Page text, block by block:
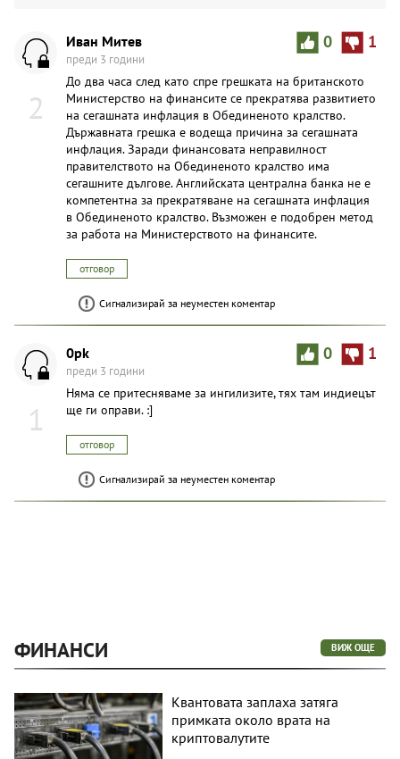
2
0 1
Иван Митев
преди 3 години
До два часа след като спре грешката на британското
Министерство на финансите се прекратява развитието
на сегашната инфлация в Обединеното кралство.
Държавната грешка е водеща причина за сегашната
инфлация. Заради финансовата неправилност
правителството на Обединеното кралство има
сегашните дългове. Английската централна банка не е
компетентна за прекратяване на сегашната инфлация
в Обединеното кралство. Възможен е подобрен метод
за работа на Министерството на финансите.
отговор
Сигнализирай за неуместен коментар
1
0 1
0pk
преди 3 години
Няма се притесняваме за ингилизите, тях там индиецът
ще ги оправи. :]
отговор
Сигнализирай за неуместен коментар
ФИНАНСИ ВИЖ ОЩЕ
Квантовата заплаха затяга
примката около врата на
криптовалутите